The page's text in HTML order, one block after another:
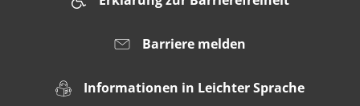
Barriere melden
Informationen in Leichter Sprache